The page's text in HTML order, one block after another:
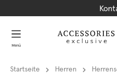
Menü
Startseite Herren